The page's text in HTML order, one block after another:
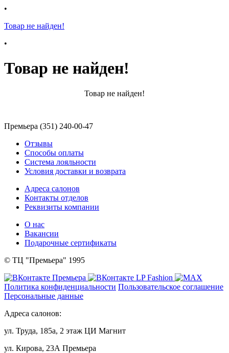
•
Товар не найден!
•
Товар не найден!
Товар не найден!
Премьера (351) 240-00-47
Отзывы
Способы оплаты
Система лояльности
Условия доставки и возврата
Адреса салонов
Контакты отделов
Реквизиты компании
О нас
Вакансии
Подарочные сертификаты
© ТЦ "Премьера" 1995
Политика конфиденциальности Пользовательское соглашение
Персональные данные
Адреса салонов:
ул. Труда, 185а, 2 этаж ЦИ Магнит
ул. Кирова, 23А Премьера